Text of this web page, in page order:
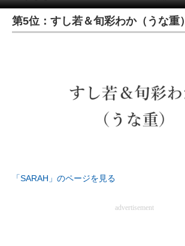
メディア
注目記事を集めた総合ページ
AI活用のいまが分かる
第5位：すし若＆旬彩わか（うな重）
「SARAH」のページを見る
advertisement